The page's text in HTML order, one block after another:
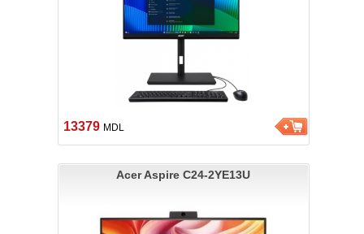
13379 MDL
Acer Aspire C24-2YE13U